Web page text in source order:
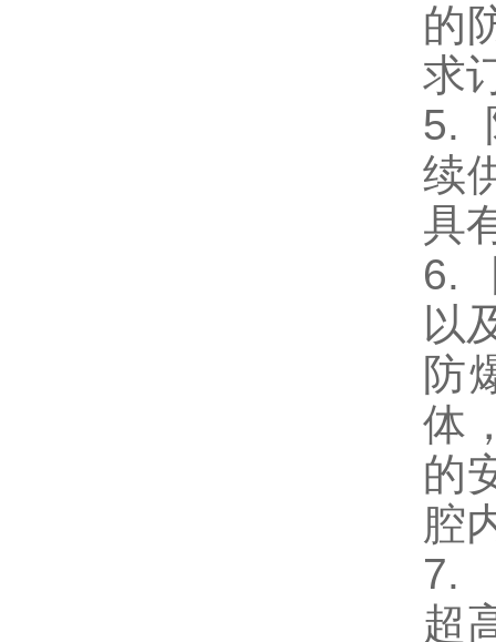
的
求
5.
续
具
6.
以
防
体
的
腔
7.
超